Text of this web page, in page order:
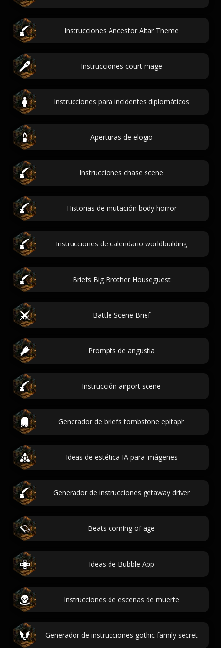
Instrucciones Ancestor Altar Theme
Instrucciones court mage
Instrucciones para incidentes diplomáticos
Aperturas de elogio
Instrucciones chase scene
Historias de mutación body horror
Instrucciones de calendario worldbuilding
Briefs Big Brother Houseguest
Battle Scene Brief
Prompts de angustia
Instrucción airport scene
Generador de briefs tombstone epitaph
Ideas de estética IA para imágenes
Generador de instrucciones getaway driver
Beats coming of age
Ideas de Bubble App
Instrucciones de escenas de muerte
Generador de instrucciones gothic family secret